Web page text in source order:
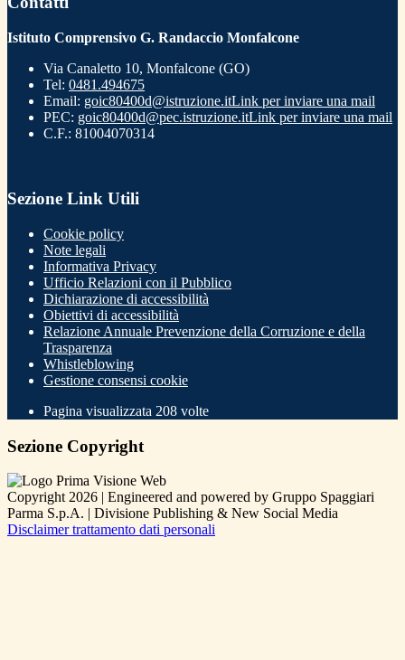
Istituto Comprensivo G. Randaccio Monfalcone
Via Canaletto 10, Monfalcone (GO)
Tel: 0481.494675
Email: goic80400d@istruzione.itLink per inviare una mail
PEC: goic80400d@pec.istruzione.itLink per inviare una mail
C.F.: 81004070314
Sezione Link Utili
Cookie policy
Note legali
Informativa Privacy
Ufficio Relazioni con il Pubblico
Dichiarazione di accessibilità
Obiettivi di accessibilità
Relazione Annuale Prevenzione della Corruzione e della
Trasparenza
Whistleblowing
Gestione consensi cookie
Pagina visualizzata 208 volte
Sezione Copyright
Copyright 2026 | Engineered and powered by Gruppo Spaggiari
Parma S.p.A. | Divisione Publishing & New Social Media
Disclaimer trattamento dati personali